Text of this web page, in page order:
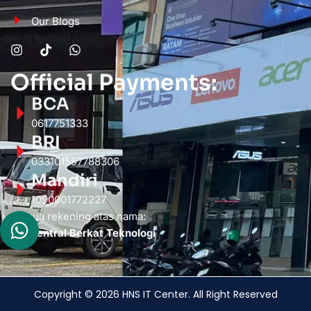
Our Blogs
Official Payments:
BCA
0617751333
BRI
033101557788306
Mandiri
1090001772227
Semua rekening atas nama:
PT. Sentral Berkat Teknologi
Copyright © 2026 HNS IT Center. All Right Reserved